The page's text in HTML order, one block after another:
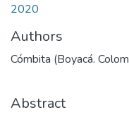
2020
Authors
Cómbita (Boyacá.
Abstract